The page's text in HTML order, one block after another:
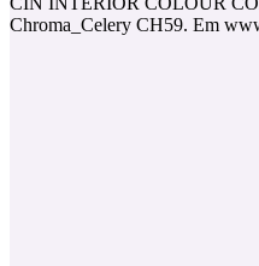
Chroma_Celery CH59. Em